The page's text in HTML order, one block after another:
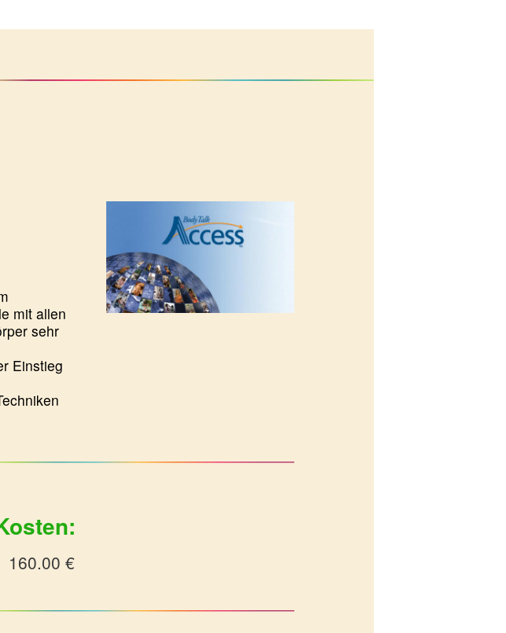
mit allen
sehr
Einstieg
160.00 €